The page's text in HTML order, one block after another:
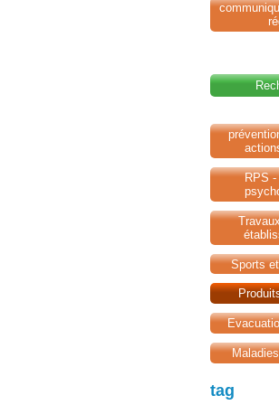
RPS
Sports
tag